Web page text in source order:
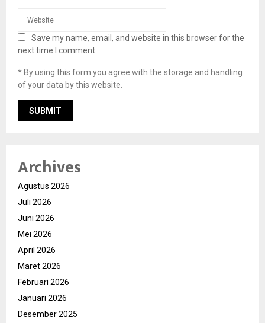
Save my name, email, and website in this browser for the
next time I comment.
* By using this form you agree with the storage and handling
of your data by this website.
Archives
Agustus 2026
Juli 2026
Juni 2026
Mei 2026
April 2026
Maret 2026
Februari 2026
Januari 2026
Desember 2025